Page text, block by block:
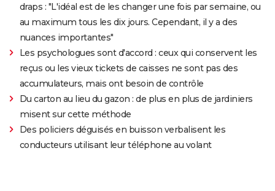
draps : "L'idéal est de les changer une fois par semaine, ou
au maximum tous les dix jours. Cependant, il y a des
nuances importantes"
Les psychologues sont d'accord : ceux qui conservent les
reçus ou les vieux tickets de caisses ne sont pas des
accumulateurs, mais ont besoin de contrôle
Du carton au lieu du gazon : de plus en plus de jardiniers
misent sur cette méthode
Des policiers déguisés en buisson verbalisent les
conducteurs utilisant leur téléphone au volant